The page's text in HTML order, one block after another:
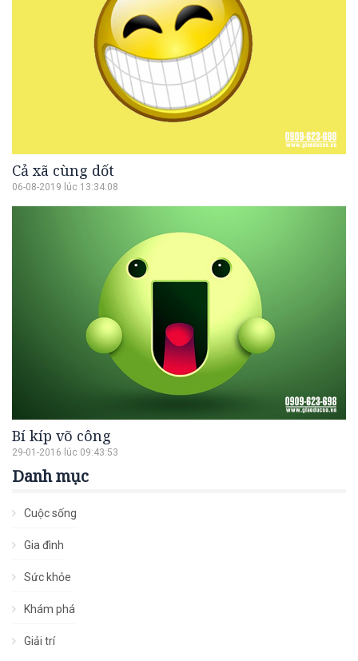
Cả xã cùng dốt
06-08-2019 lúc 13:34:08
Bí kíp võ công
29-01-2016 lúc 09:43:53
Danh mục
Cuộc sống
Gia đình
Sức khỏe
Khám phá
Giải trí